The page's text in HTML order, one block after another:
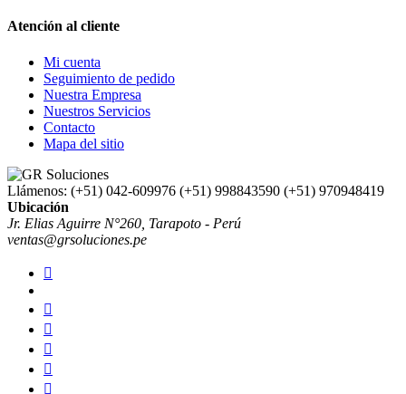
Atención al cliente
Mi cuenta
Seguimiento de pedido
Nuestra Empresa
Nuestros Servicios
Contacto
Mapa del sitio
Llámenos: (+51) 042-609976 (+51) 998843590 (+51) 970948419
Ubicación
Jr. Elias Aguirre N°260, Tarapoto - Perú
ventas@grsoluciones.pe